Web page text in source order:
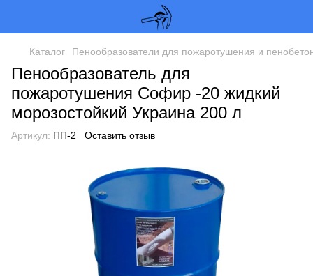
Каталог Пенообразователи для пожаротушения и
Пенообразователь для
пожаротушения Софир -20 жидкий
морозостойкий Украина 200 л
Артикул: ПП-2 Оставить отзыв